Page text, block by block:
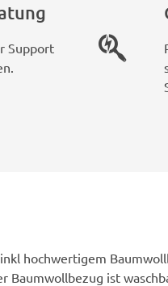
Support
inkl hochwertigem
Baumwollbezug ist